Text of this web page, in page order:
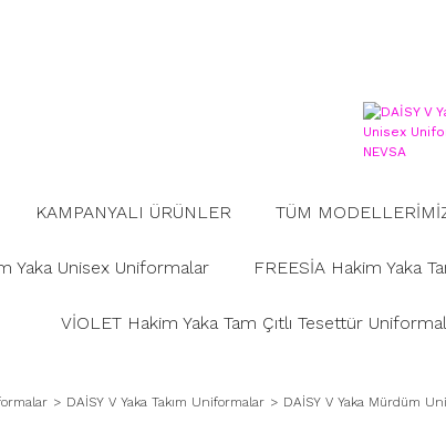
KAMPANYALI ÜRÜNLER TÜM
Yaka Unisex Uniformalar FREESİA Hakim Yaka
VİOLET Hakim Yaka Tam Çıtlı Tesettür
DAİSY V Yaka Takım Uniformalar DAİSY V Yaka Mürdüm